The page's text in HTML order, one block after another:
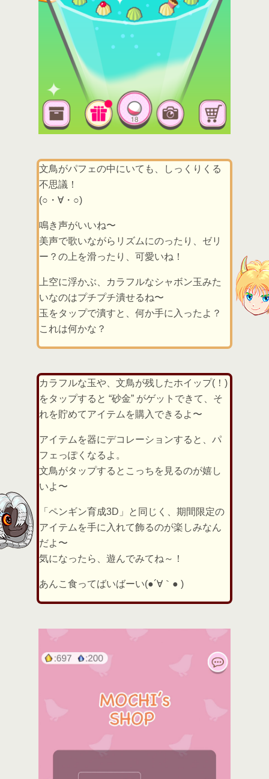
文鳥がパフェの中にいても、しっくりくる
不思議！
(○・∀・○)
鳴き声がいいね〜
美声で歌いながらリズムにのったり、ゼリ
ー？の上を滑ったり、可愛いね！
上空に浮かぶ、カラフルなシャボン玉みた
いなのはプチプチ潰せるね〜
玉をタップで潰すと、何か手に入ったよ？
これは何かな？
カラフルな玉や、文鳥が残したホイップ(！)
をタップすると “砂金” がゲットできて、そ
れを貯めてアイテムを購入できるよ〜
アイテムを器にデコレーションすると、パ
フェっぽくなるよ。
文鳥がタップするとこっちを見るのが嬉し
いよ〜
「ペンギン育成3D」と同じく、期間限定の
アイテムを手に入れて飾るのが楽しみなん
だよ〜
気になったら、遊んでみてね～！
あんこ食ってばいばーい(●´∀｀● )